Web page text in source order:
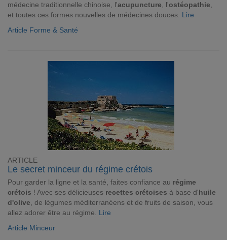
médecine traditionnelle chinoise, l'acupuncture , l'ostéopathie
et toutes ces formes nouvelles de médecines douces. Lire
Article Forme & Santé
ARTICLE
Le secret minceur du régime crétois
Pour garder la ligne et la santé, faites confiance au régime
crétois ! Avec ses délicieuses recettes crétoises à base d'huile
d'olive , de légumes méditerranéens et de fruits de saison, vous
allez adorer être au régime. Lire
Article Minceur